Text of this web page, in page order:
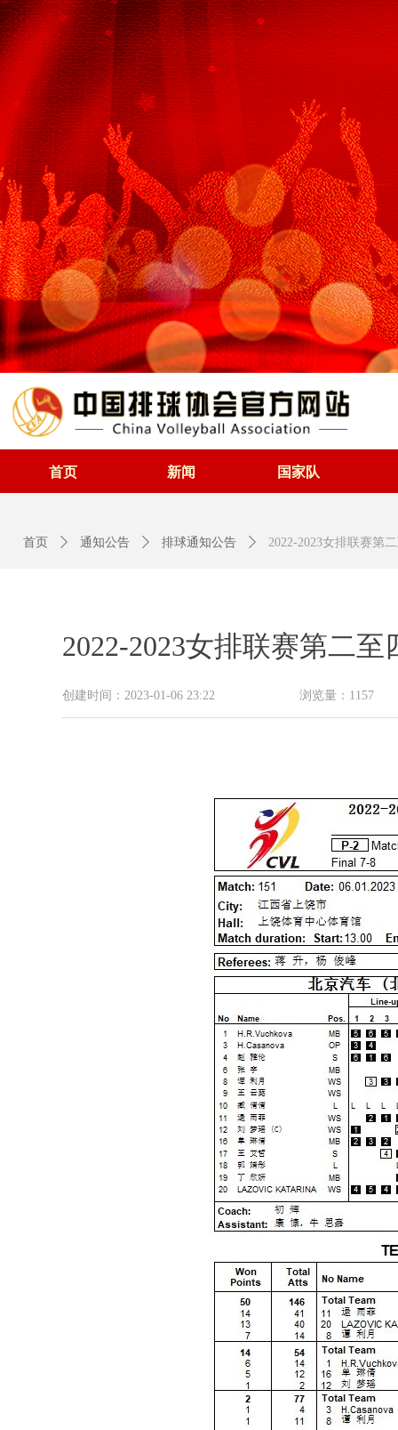
首页 新闻 国家队
2022-2023女排联赛第二
创建时间： 2023-01-06 23:22 浏览量： 1157
首页 ꄲ 通知公告 ꄲ 排球通知公告 ꄲ 2022-2023女排联赛第